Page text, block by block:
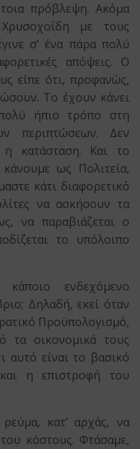
πρόβλεψη. Ακόμα
με τους
σ’ ένα πάρα πολύ
απόψεις. Ο
είπε ότι, προφανώς,
Το έχουν κάνει
ήπιο τρόπο στη
περιπτώσεων. Δεν
κατάσταση. Και το
ως Πολιτεία,
κάτι διαφορετικό
να ασκήσουν τα
να παραβιάζεται ο
το υπόλοιπο
κάποιο ενδεχόμενο
Δηλαδή, εκεί όταν
Προϋπολογισμό,
τα οικονομικά τους
αυτό είναι το βασικό
η επιστροφή του
κατ’ αρχάς, να
κόστους. Φτάσαμε,